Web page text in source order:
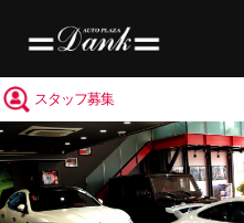
スタッフ募集